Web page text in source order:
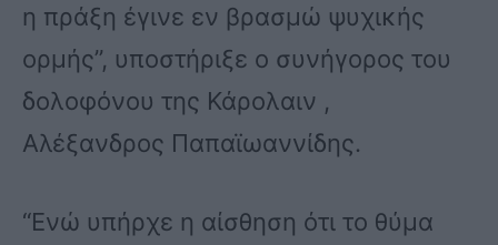
η πράξη έγινε εν βρασμώ ψυχικής
ορμής”, υποστήριξε ο συνήγορος του
δολοφόνου της Κάρολαιν ,
Αλέξανδρος Παπαϊωαννίδης.
“Ενώ υπήρχε η αίσθηση ότι το θύμα